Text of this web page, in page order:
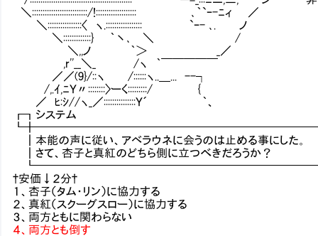
＼::::::::::::::::::::::::::/!::::::::::::::::::: ､｀`ｰ-ﾆィ ／
＼::::::::::::::::〈 ヽ.::::::::::::::::: `ｰ- ､. ノ
＼:::::::::::::} ｀丶､ ＼ /
＼,,ノ ｀＞ _／
,r''__＼_ /ヽ ｀￣￣￣￣￣
／／(9}/::ヽ /::::::ヽ..＿... --┐
/,.ｲ,ﾆＹ〃::::::::〉ーく:::::::::/ {
／ ﾋ:ｼ//ヽ_／:::::::::::::::Ｙ´ ｀、
┏┓システ
┃本能の声に従い、アベラウネに会うのは止める事にした。
┃さて、杏子と真紅のどちら側に立つべきだろうか？
†安価↓２分†
１、杏子（タム・リン）に協力する
２、真紅（スクーグスロー）に協力する
３、両方ともに関わらない
４、両方とも倒す